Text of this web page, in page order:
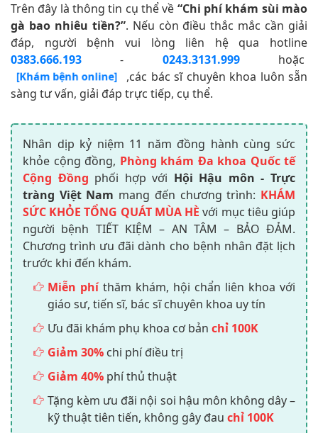
Trên đây là thông tin cụ thể về “Chi phí khám sùi mào
gà bao nhiêu tiền?”. Nếu còn điều thắc mắc cần giải
đáp, người bệnh vui lòng liên hệ qua hotline
0383.666.193 - 0243.3131.999hoặc
[Khám bệnh online]
,các bác sĩ chuyên khoa luôn sẵn
sàng tư vấn, giải đáp trực tiếp, cụ thể.
Nhân dịp kỷ niệm 11 năm đồng hành cùng sức
khỏe cộng đồng, Phòng khám Đa khoa Quốc tế
Cộng Đồng phối hợp với Hội Hậu môn - Trực
tràng Việt Nam mang đến chương trình: KHÁM
SỨC KHỎE TỔNG QUÁT MÙA HÈ với mục tiêu giúp
người bệnh TIẾT KIỆM – AN TÂM – BẢO ĐẢM.
Chương trình ưu đãi dành cho bệnh nhân đặt lịch
trước khi đến khám.
Miễn phíthăm khám, hội chẩn liên khoa với
giáo sư, tiến sĩ, bác sĩ chuyên khoa uy tín
Ưu đãi khám phụ khoa cơ bản chỉ 100K
Giảm 30% chi phí điều trị
Giảm 40% phí thủ thuật
Tặng kèm ưu đãi nội soi hậu môn không dây –
kỹ thuật tiên tiến, không gây đau chỉ 100K